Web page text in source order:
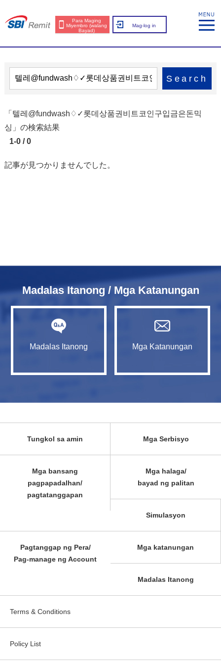
Para Maging
Miyembro (walang
Bayad)
Mag-log in
Search
「텔레@fundwash♢✓롯데상품권비트코인구입금은돈믹
싱」の検索結果
1-0 / 0
記事が見つかりませんでした。
Madalas Itanong / Mga Katanungan
Madalas Itanong Mga Katanungan
Tungkol sa amin Mga Serbisyo
Mga bansang
pagpapadalhan/
pagtatanggapan
Mga halaga/
bayad ng palitan
Simulasyon
Pagtanggap ng Pera/
Pag-manage ng Account
Mga katanungan
Madalas Itanong
Terms & Conditions
Policy List